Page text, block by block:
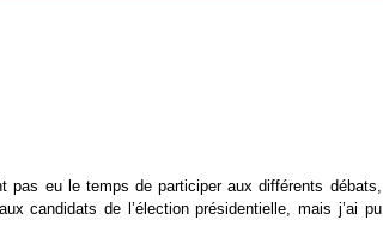
pas eu le temps de participer aux différents débats,
candidats de l’élection présidentielle, mais j’ai pu